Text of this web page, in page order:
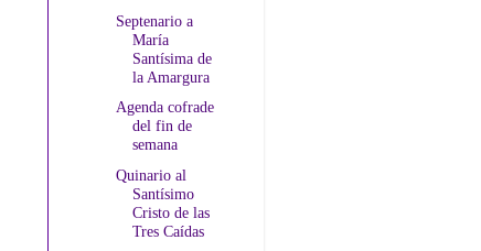
Septenario a
María
Santísima de
la Amargura
Agenda cofrade
del fin de
semana
Quinario al
Santísimo
Cristo de las
Tres Caídas